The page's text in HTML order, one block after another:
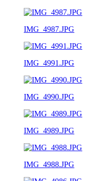
IMG_4987.JPG
IMG_4991.JPG
IMG_4990.JPG
IMG_4989.JPG
IMG_4988.JPG